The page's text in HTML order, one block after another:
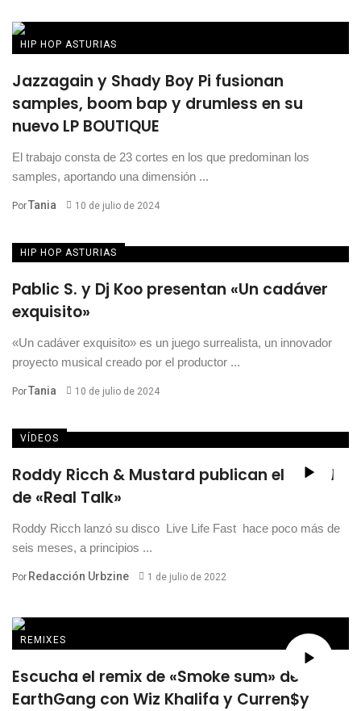
HIP HOP ASTURIAS
Jazzagain y Shady Boy Pi fusionan
samples, boom bap y drumless en su
nuevo LP BOUTIQUE
El trabajo consta de 23 cortes en los que predominan los
samples, aportando una dimensión ...
PorTania 10 de julio de 2024
HIP HOP ASTURIAS
Pablic S. y Dj Koo presentan «Un cadáver
exquisito»
«Un cadáver exquisito» es un juego surrealista, un innovador
proyecto musical creado por el productor ...
PorTania 10 de julio de 2024
VÍDEOS
Roddy Ricch & Mustard publican el visual
de «Real Talk»
Roddy Ricch lanzó su disco Live Life Fast hace poco más de
seis meses, a principios ...
Por Redacción Urbzine 1 de julio de 2022
REMIXES
Escucha el remix de «Smoke sum» de
EarthGang con Wiz Khalifa y Curren$y